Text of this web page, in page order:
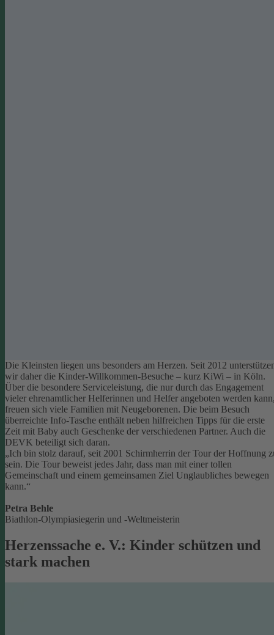
Die Kleinsten liegen uns besonders am Herzen. Seit 2012
wir daher die Kinder-Willkommen-Besuche – kurz KiWi – in Köln.
Über die besondere Serviceleistung, die nur durch das Engagement
vieler ehrenamtlicher Helferinnen und Helfer angeboten werden
freuen sich viele Familien mit Neugeborenen. Die beim Besuch
überreichte Info-Tasche enthält neben hilfreichen Tipps für die erste
Zeit mit Baby auch Geschenke der verschiedenen Partner. Auch die
DEVK beteiligt sich daran.
„Ich bin stolz darauf, seit 2001 Schirmherrin der Tour der Hoffnung
sein. Die Tour beweist jedes Jahr, dass man mit einer tollen
Gemeinschaft und einem gemeinsamen Ziel Unglaubliches bewegen
kann.“
Petra Behle
Biathlon-Olympiasiegerin und -Weltmeisterin
Herzenssache e. V.: Kinder schützen und
stark machen